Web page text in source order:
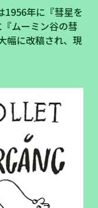
1956年に『彗星を
ムーミン谷の彗
幅に改稿され、現